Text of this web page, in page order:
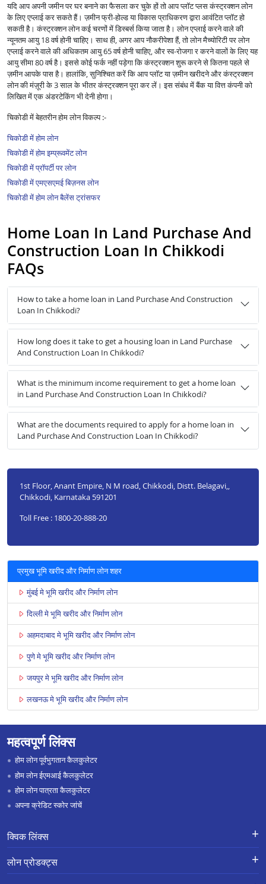
यदि आप अपनी जमीन पर घर बनाने का फैसला कर चुके हों तो आप प्लॉट प्लस कंस्ट्रक्शन लोन
के लिए एप्लाई कर सकते हैं। ज़मीन फ्री-होल्ड या विकास प्राधिकरण द्वारा आवंटित प्लॉट हो
सकती है। कंस्ट्रक्शन लोन कई चरणों में डिस्बर्स किया जाता है। लोन एप्लाई करने वाले की
न्यूनतम आयु 18 वर्ष होनी चाहिए। साथ ही, अगर आप नौकरीपेशा हैं, तो लोन मैच्योरिटी पर लोन
एप्लाई करने वाले की अधिकतम आयु 65 वर्ष होनी चाहिए, और स्व-रोजगा र करने वालों के लिए यह
आयु सीमा 80 वर्ष है। इससे कोई फर्क नहीं पड़ेगा कि कंस्ट्रक्शन शुरू करने से कितना पहले से
ज़मीन आपके पास है। हालांकि, सुनिश्चित करें कि आप प्लॉट या ज़मीन खरीदने और कंस्ट्रक्शन
लोन की मंज़ूरी के 3 साल के भीतर कंस्ट्रक्शन पूरा कर लें। इस संबंध में बैंक या वित्त कंपनी को
लिखित में एक अंडरटेकिंग भी देनी होगा।
चिकोडी में बेहतरीन होम लोन विकल्प :-
चिकोडी में होम लोन
चिकोडी में होम इम्प्रूवमेंट लोन
चिकोडी में प्रॉपर्टी पर लोन
चिकोडी में एमएसएमई बिज़नस लोन
चिकोडी में होम लोन बैलेंस ट्रांसफर
Home Loan In Land Purchase And
Construction Loan In Chikkodi
FAQs
How to take a home loan in Land Purchase And Construction
Loan In Chikkodi?
How long does it take to get a housing loan in Land Purchase
And Construction Loan In Chikkodi?
What is the minimum income requirement to get a home loan
in Land Purchase And Construction Loan In Chikkodi?
What are the documents required to apply for a home loan in
Land Purchase And Construction Loan In Chikkodi?
1st Floor, Anant Empire, N M road, Chikkodi, Distt. Belagavi,,
Chikkodi, Karnataka 591201
Toll Free : 1800-20-888-20
प्रमुख भूमि खरीद और निर्माण लोन शहर
मुंबई मे भूमि खरीद और निर्माण लोन
दिल्ली मे भूमि खरीद और निर्माण लोन
अहमदाबाद मे भूमि खरीद और निर्माण लोन
पुणे मे भूमि खरीद और निर्माण लोन
जयपुर मे भूमि खरीद और निर्माण लोन
लखनऊ मे भूमि खरीद और निर्माण लोन
महत्वपूर्ण लिंक्स
होम लोन पूर्वभुगतान कैलकुलेटर
होम लोन ईएमआई कैलकुलेटर
होम लोन पात्रता कैलकुलेटर
अपना क्रेडिट स्कोर जांचें
क्विक लिंक्स
लोन के लिए एप्लाई करें
लोन प्रोडक्ट्स
लोन प्रोडक्ट्स